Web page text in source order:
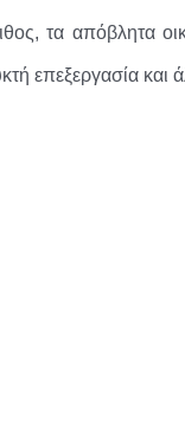
τα απόβλητα
επεξεργασία και